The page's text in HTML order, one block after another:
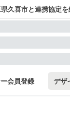
久喜市と連携協定
会員登録 デザ